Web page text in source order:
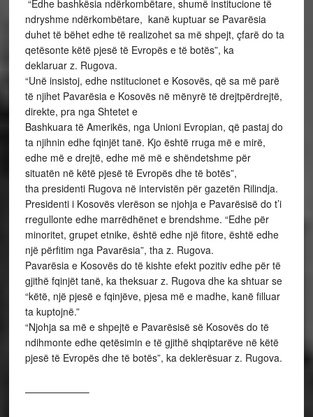
“Edhe bashkësia ndërkombëtare, shumë institucione të
ndryshme ndërkombëtare, kanë kuptuar se Pavarësia
duhet të bëhet edhe të realizohet sa më shpejt, çfarë do ta
qetësonte këtë pjesë të Evropës e të botës”, ka
deklaruar z. Rugova.
“Unë insistoj, edhe nstitucionet e Kosovës, që sa më parë
të njihet Pavarësia e Kosovës në mënyrë të drejtpërdrejtë,
direkte, pra nga Shtetet e
Bashkuara të Amerikës, nga Unioni Evropian, që pastaj do
ta njihnin edhe fqinjët tanë. Kjo është rruga më e mirë,
edhe më e drejtë, edhe më më e shëndetshme për
situatën në këtë pjesë të Evropës dhe të botës”,
tha presidenti Rugova në intervistën për gazetën Rilindja.
Presidenti i Kosovës vlerëson se njohja e Pavarësisë do t’i
rregullonte edhe marrëdhënet e brendshme. “Edhe për
minoritet, grupet etnike, është edhe një fitore, është edhe
një përfitim nga Pavarësia”, tha z. Rugova.
Pavarësia e Kosovës do të kishte efekt pozitiv edhe për të
gjithë fqinjët tanë, ka theksuar z. Rugova dhe ka shtuar se
“këtë, një pjesë e fqinjëve, pjesa më e madhe, kanë filluar
ta kuptojnë.”
“Njohja sa më e shpejtë e Pavarësisë së Kosovës do të
ndihmonte edhe qetësimin e të gjithë shqiptarëve në këtë
pjesë të Evropës dhe të botës”, ka deklerësuar z. Rugova.
——————–